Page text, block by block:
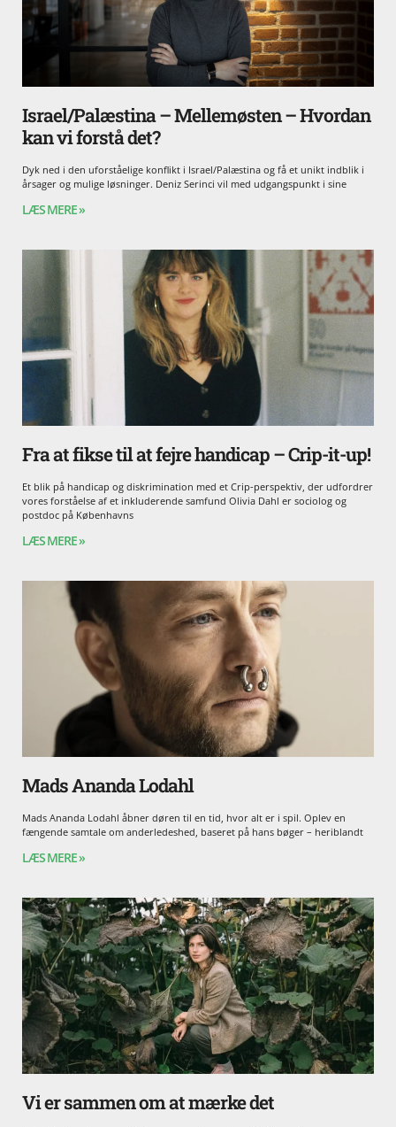
Israel/Palæstina – Mellemøsten – Hvordan
kan vi forstå det?
Dyk ned i den uforståelige konflikt i Israel/Palæstina og få et unikt indblik i
årsager og mulige løsninger. Deniz Serinci vil med udgangspunkt i sine
LÆS MERE »
Fra at fikse til at fejre handicap – Crip-it-up!
Et blik på handicap og diskrimination med et Crip-perspektiv, der udfordrer
vores forståelse af et inkluderende samfund Olivia Dahl er sociolog og
postdoc på Københavns
LÆS MERE »
Mads Ananda Lodahl
Mads Ananda Lodahl åbner døren til en tid, hvor alt er i spil. Oplev en
fængende samtale om anderledeshed, baseret på hans bøger – heriblandt
LÆS MERE »
Vi er sammen om at mærke det